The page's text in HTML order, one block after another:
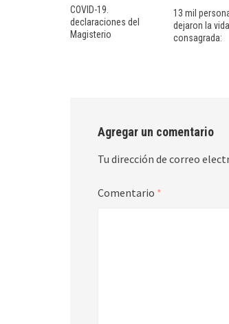
COVID-19.
declaraciones del
Magisterio
13 mil
dejaron la vida
consagrada:
Agregar un comentario
Tu dirección de correo
Comentario *